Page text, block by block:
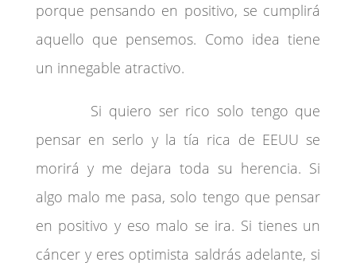
porque pensando en positivo, se cumplirá
aquello que pensemos. Como idea tiene
un innegable atractivo.
Si quiero ser rico solo tengo que
pensar en serlo y la tía rica de EEUU se
morirá y me dejara toda su herencia. Si
algo malo me pasa, solo tengo que pensar
en positivo y eso malo se ira. Si tienes un
cáncer y eres optimista saldrás adelante, si